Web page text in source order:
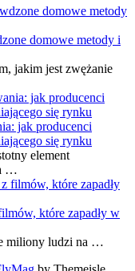
domowe metody i
jakim jest zwężanie
jak producenci
się rynku
element
…
które zapadły w
miliony ludzi na …